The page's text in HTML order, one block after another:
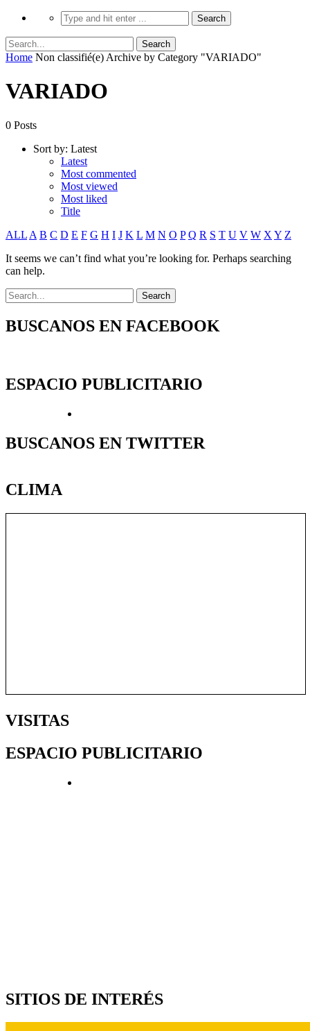
Home Non classifié(e) Archive by Category "VARIADO"
VARIADO
0 Posts
Sort by: Latest
Latest
Most commented
Most viewed
Most liked
Title
ALL A B C D E F G H I J K L M N O P Q R S T U V W X Y Z
It seems we can’t find what you’re looking for. Perhaps searching
can help.
BUSCANOS EN FACEBOOK
ESPACIO PUBLICITARIO
BUSCANOS EN TWITTER
CLIMA
VISITAS
ESPACIO PUBLICITARIO
SITIOS DE INTERÉS